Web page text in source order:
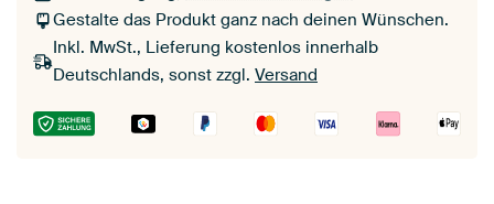
Gestalte das Produkt ganz nach deinen Wünschen.
Inkl. MwSt., Lieferung kostenlos innerhalb
Deutschlands, sonst zzgl. Versand